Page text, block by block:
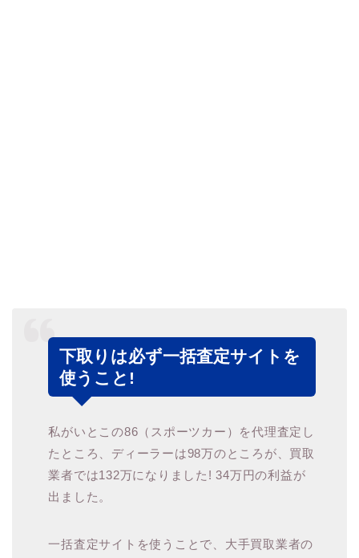
下取りは必ず一括査定サイトを
使うこと!
私がいとこの86（スポーツカー）を代理査定し
たところ、ディーラーは98万のところが、買取
業者では132万になりました! 34万円の利益が
出ました。
一括査定サイトを使うことで、大手買取業者の